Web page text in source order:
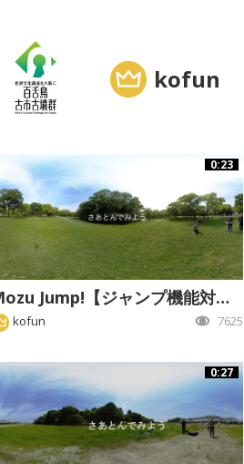
kofun
0:23
Mozu Jump!【ジャンプ機能対応版】
kofun 7625
0:27